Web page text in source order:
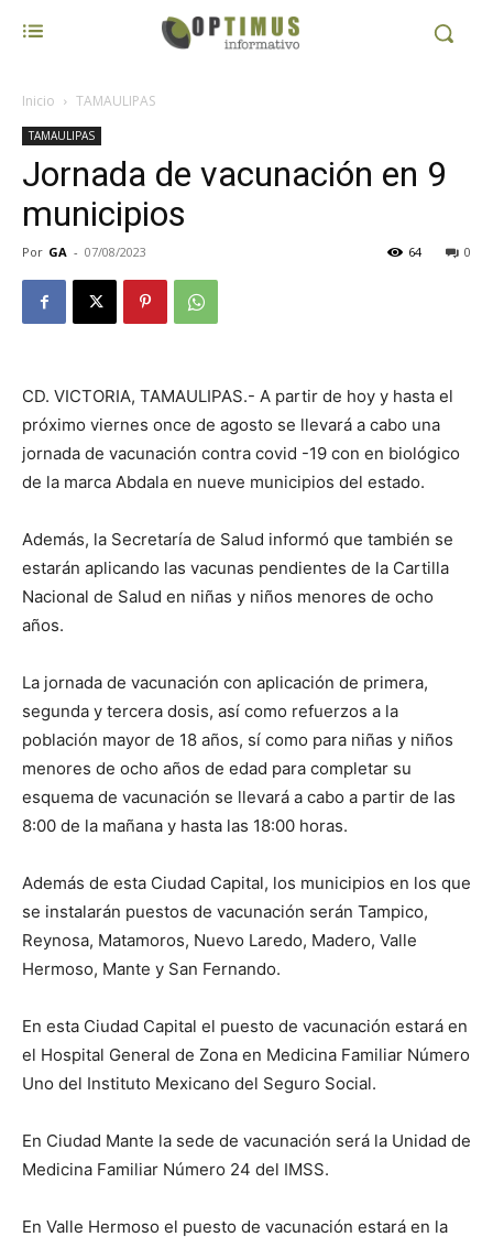
Inicio TAMAULIPAS
TAMAULIPAS
Jornada de vacunación en 9
municipios
Por GA - 07/08/2023 0
64
CD. VICTORIA, TAMAULIPAS.- A partir de hoy y hasta el
próximo viernes once de agosto se llevará a cabo una
jornada de vacunación contra covid -19 con en biológico
de la marca Abdala en nueve municipios del estado.
Además, la Secretaría de Salud informó que también se
estarán aplicando las vacunas pendientes de la Cartilla
Nacional de Salud en niñas y niños menores de ocho
años.
La jornada de vacunación con aplicación de primera,
segunda y tercera dosis, así como refuerzos a la
población mayor de 18 años, sí como para niñas y niños
menores de ocho años de edad para completar su
esquema de vacunación se llevará a cabo a partir de las
8:00 de la mañana y hasta las 18:00 horas.
Además de esta Ciudad Capital, los municipios en los que
se instalarán puestos de vacunación serán Tampico,
Reynosa, Matamoros, Nuevo Laredo, Madero, Valle
Hermoso, Mante y San Fernando.
En esta Ciudad Capital el puesto de vacunación estará en
el Hospital General de Zona en Medicina Familiar Número
Uno del Instituto Mexicano del Seguro Social.
En Ciudad Mante la sede de vacunación será la Unidad de
Medicina Familiar Número 24 del IMSS.
En Valle Hermoso el puesto de vacunación estará en la